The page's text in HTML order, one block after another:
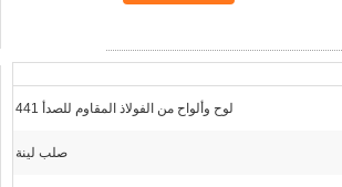
لوح وألواح من الفولاذ المقاوم للصدأ 441
صلب لينة